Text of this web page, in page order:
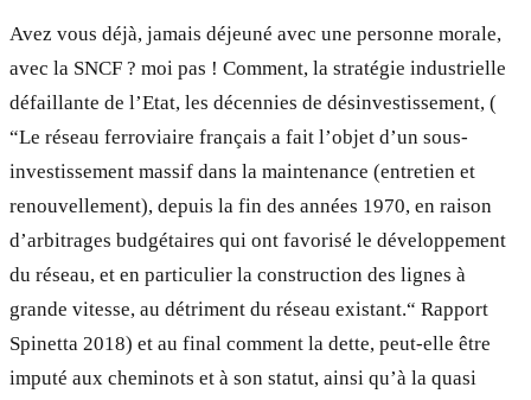
Avez vous déjà, jamais déjeuné avec une personne morale,
avec la SNCF ? moi pas ! Comment, la stratégie industrielle
défaillante de l’Etat, les décennies de désinvestissement, (
“Le réseau ferroviaire français a fait l’objet d’un sous-
investissement massif dans la maintenance (entretien et
renouvellement), depuis la fin des années 1970, en raison
d’arbitrages budgétaires qui ont favorisé le développement
du réseau, et en particulier la construction des lignes à
grande vitesse, au détriment du réseau existant.“ Rapport
Spinetta 2018) et au final comment la dette, peut-elle être
imputé aux cheminots et à son statut, ainsi qu’à la quasi